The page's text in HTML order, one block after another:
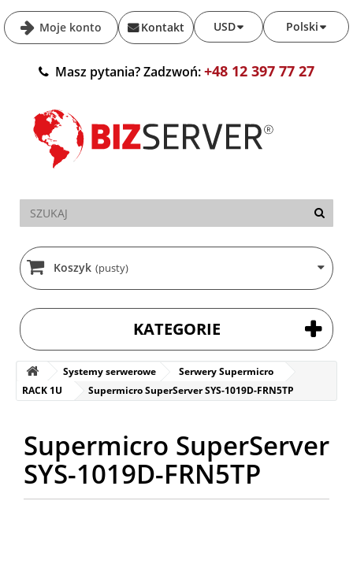
Moje konto Polski
USD
Kontakt
Masz pytania? Zadzwoń:+48 12 397 77 27
Koszyk (pusty)
KATEGORIE
Systemy serwerowe
Serwery Supermicro
RACK 1U
Supermicro SuperServer SYS-1019D-FRN5TP
Supermicro SuperServer
SYS-1019D-FRN5TP